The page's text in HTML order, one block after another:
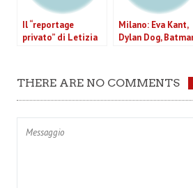
Il “reportage
privato” di Letizia
Milano: Eva Kant,
Dylan Dog,
THERE ARE NO COMMENTS